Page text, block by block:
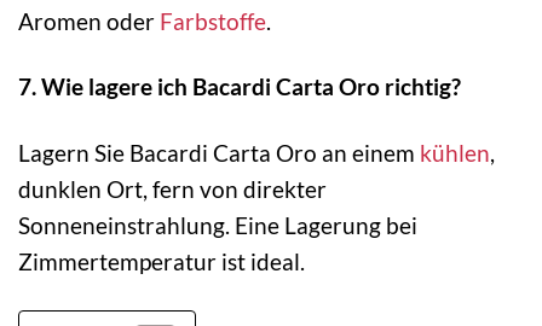
Aromen oder Farbstoffe
7. Wie lagere ich Bacardi Carta Oro richtig?
Lagern Sie Bacardi Carta Oro an einem kühlen,
dunklen Ort, fern von direkter
Sonneneinstrahlung. Eine Lagerung bei
Zimmertemperatur ist ideal.